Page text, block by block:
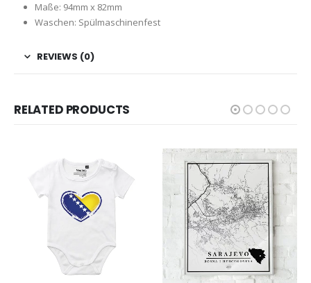
Maße: 94mm x 82mm
Waschen: Spülmaschinenfest
REVIEWS (0)
RELATED PRODUCTS